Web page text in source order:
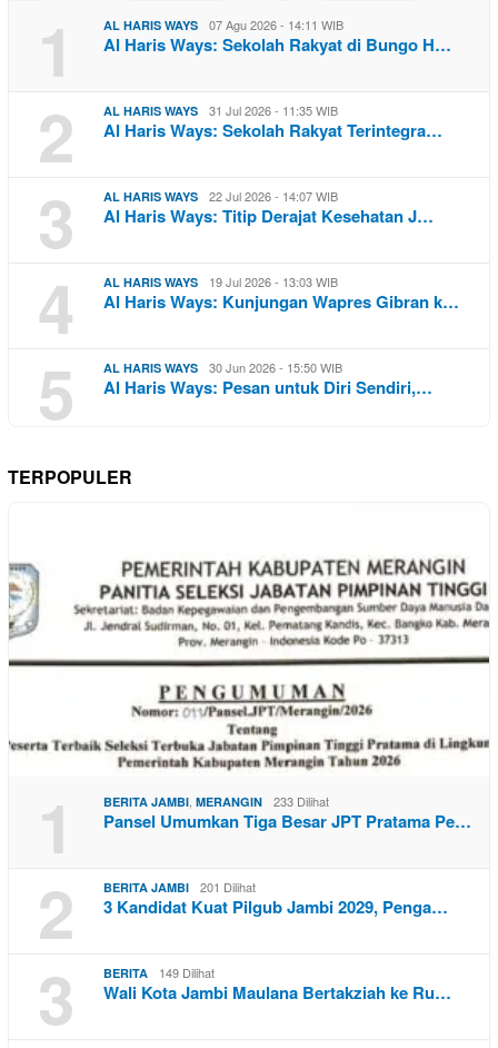
1 AL HARIS WAYS 07 Agu 2026 - 14:11 WIB
Al Haris Ways: Sekolah Rakyat di Bungo H…
2 AL HARIS WAYS 31 Jul 2026 - 11:35 WIB
Al Haris Ways: Sekolah Rakyat Terintegra…
3 AL HARIS WAYS 22 Jul 2026 - 14:07 WIB
Al Haris Ways: Titip Derajat Kesehatan J…
4 AL HARIS WAYS 19 Jul 2026 - 13:03 WIB
Al Haris Ways: Kunjungan Wapres Gibran k…
5 AL HARIS WAYS 30 Jun 2026 - 15:50 WIB
Al Haris Ways: Pesan untuk Diri Sendiri,…
TERPOPULER
1 BERITA JAMBI, MERANGIN 233 Dilihat
Pansel Umumkan Tiga Besar JPT Pratama Pe…
2 BERITA JAMBI 201 Dilihat
3 Kandidat Kuat Pilgub Jambi 2029, Penga…
3 BERITA 149 Dilihat
Wali Kota Jambi Maulana Bertakziah ke Ru…